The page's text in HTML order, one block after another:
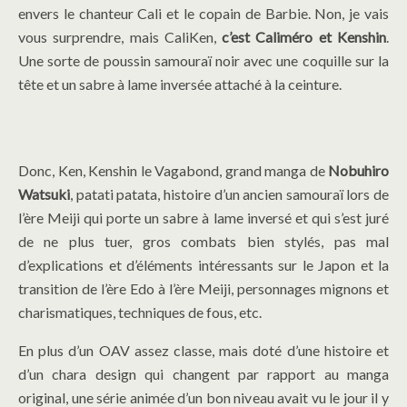
envers le chanteur Cali et le copain de Barbie. Non, je vais
vous surprendre, mais CaliKen,c’est Caliméro et Kenshin.
Une sorte de poussin samouraï noir avec une coquille sur la
tête et un sabre à lame inversée attaché à la ceinture.
Donc, Ken, Kenshin le Vagabond, grand manga de Nobuhiro
Watsuki, patati patata, histoire d’un ancien samouraï lors de
l’ère Meiji qui porte un sabre à lame inversé et qui s’est juré
de ne plus tuer, gros combats bien stylés, pas mal
d’explications et d’éléments intéressants sur le Japon et la
transition de l’ère Edo à l’ère Meiji, personnages mignons et
charismatiques, techniques de fous, etc.
En plus d’un OAV assez classe, mais doté d’une histoire et
d’un chara design qui changent par rapport au manga
original, une série animée d’un bon niveau avait vu le jour il y